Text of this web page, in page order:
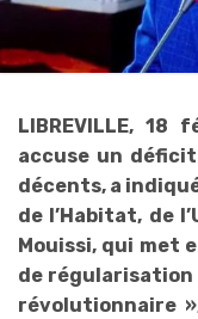
LIBREVILLE, 18
accuse un
décents, a
de l’Habitat, de
Mouissi, qui met
de régularisation
révolutionnaire